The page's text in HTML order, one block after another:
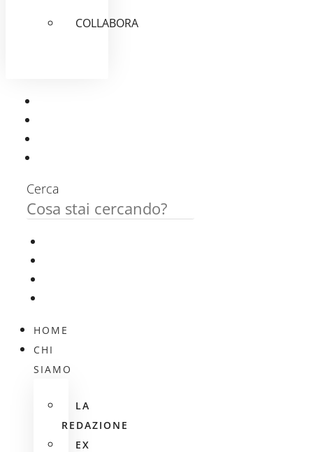
COLLABORA
Cerca
HOME
CHI
SIAMO
LA
REDAZIONE
EX